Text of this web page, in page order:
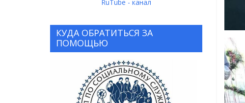
RuTube - канал
КУДА ОБРАТИТЬСЯ ЗА
ПОМОЩЬЮ